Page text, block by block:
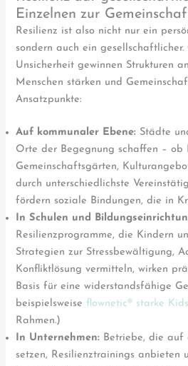
Einzelnen zur
Resilienz ist also nicht nur ein
sondern auch ein
Unsicherheit gewinnen Strukturen
Menschen stärken und
Ansatzpunkte:
Auf kommunaler Ebene: Städte
Orte der Begegnung schaffen – ob
Gemeinschaftsgärten,
durch unterschiedlichste
fördern soziale Bindungen, die in
In Schulen und
Resilienzprogramme, die Kindern
Strategien zur Stressbewältigung,
Konfliktlösung vermitteln, wirken
Basis für eine widerstandsfähige
beispielsweise flownetic® starke Kids
Rahmen.)
In Unternehmen: Betriebe, die auf
setzen, Resilienztrainings anbieten